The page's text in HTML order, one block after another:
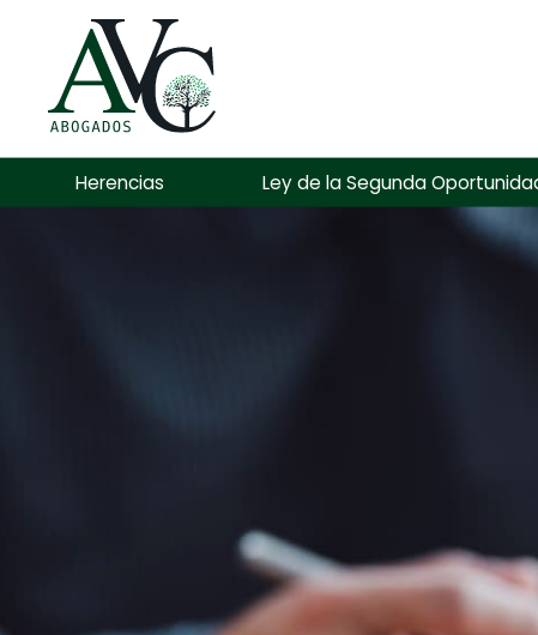
Herencias Ley de la Segunda